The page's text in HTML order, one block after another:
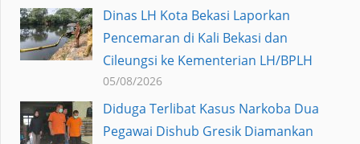
Dinas LH Kota Bekasi Laporkan
Pencemaran di Kali Bekasi dan
Cileungsi ke Kementerian LH/BPLH
05/08/2026
Diduga Terlibat Kasus Narkoba Dua
Pegawai Dishub Gresik Diamankan